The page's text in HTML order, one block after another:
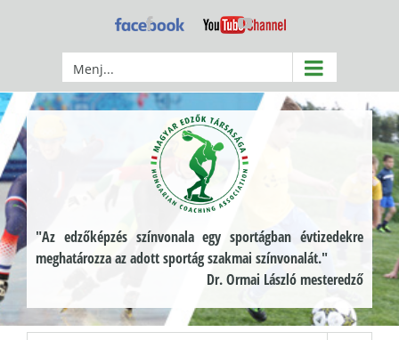
Facebook YouTube
Menj...
"Az edzőképzés színvonala egy sportágban évtizedekre
meghatározza az adott sportág szakmai színvonalát."
Dr. Ormai László mesteredző